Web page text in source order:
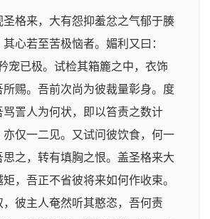
圣格来，大有怨抑羞忿之气郁于腠
心若至苦极恼者。媚利又曰：
宠已极。试检其箱簏之中，衣饰
赐。吾前次尚为彼裁量彰身。度
詈人为何状，即以笞责之数计
亦仅一二见。又试问彼饮食，何一
思之，转有填胸之恨。盖圣格来大
，吾正不省彼将来如何作收束。
彼主人奄然听其憨恣，吾何责